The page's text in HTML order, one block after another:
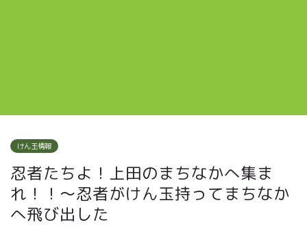
けん玉情報
忍者たちよ！上田のまちなかへ集ま
れ！！～忍者がけん玉持ってまちなか
へ飛び出した